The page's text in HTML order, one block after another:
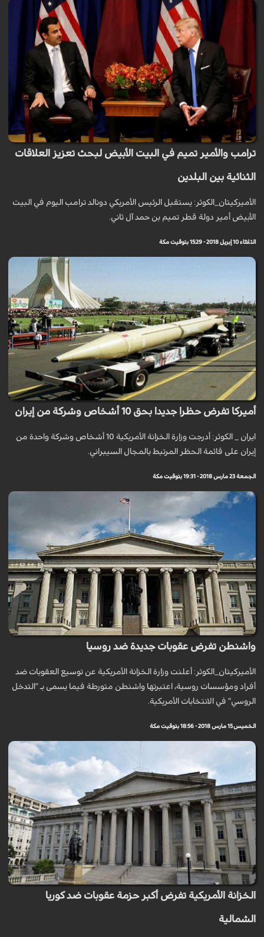
ترامب والأمير تميم في البيت الأبيض لبحث تعزيز العلاقات
الثنائية بين البلدين
الأميرکيتان_الكوثر: يستقبل الرئيس الأمريكي دونالد ترامب اليوم في البيت
الأبيض أمير دولة قطر تميم بن حمد آل ثاني.
الثلاثاء 10 إبريل 2018 - 15:29 بتوقيت مكة
أميركا تفرض حظرا جديدا بحق 10 أشخاص وشركة من إيران
ايران _ الكوثر: أدرجت وزارة الخزانة الأمريكية 10 أشخاص وشركة واحدة من
إيران على قائمة الحظر المرتبط بالمجال السيبراني.
الجمعة 23 مارس 2018 - 19:31 بتوقيت مكة
واشنطن تفرض عقوبات جديدة ضد روسيا
الأميركيتان_الكوثر: أعلنت وزارة الخزانة الأمريكية عن توسيع العقوبات ضد
أفراد ومؤسسات روسية، اعتبرتها واشنطن متورطة فيما يسمى بـ "التدخل
الروسي" في الانتخابات الأمريكية.
الخميس 15 مارس 2018 - 18:56 بتوقيت مكة
الخزانة الأمريكية تفرض أكبر حزمة عقوبات ضد كوريا
الشمالية